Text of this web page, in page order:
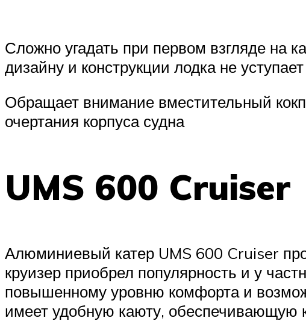
Сложно угадать при первом взгляде на
дизайну и конструкции лодка не
Обращает внимание вместительный
очертания корпуса судна
UMS 600 Cruiser
Алюминиевый катер UMS 600 Cruiser
круизер приобрел популярность и у
повышенному уровню комфорта и
имеет удобную каюту, обеспечивающую